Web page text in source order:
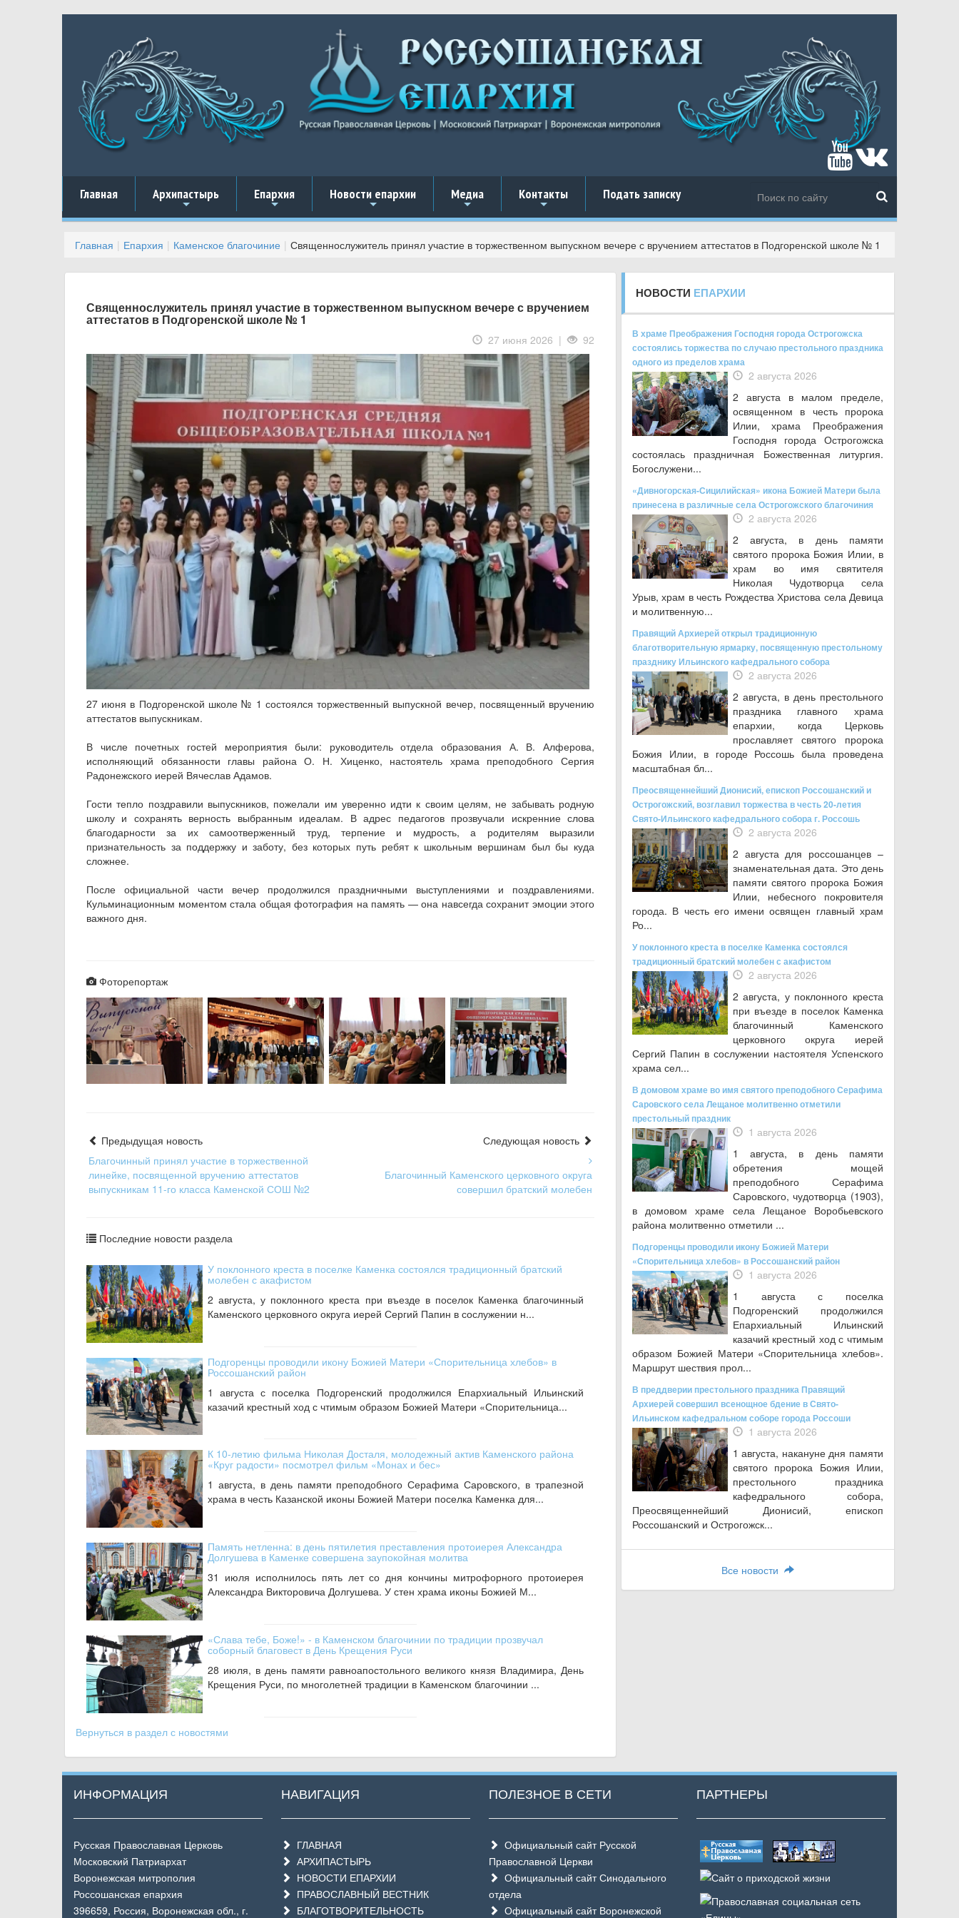
Главная
+
Архипастырь
+
Епархия
+
Новости епархии
+
Медиа
+
Контакты Подать записку
Главная Епархия Каменское благочиние Священнослужитель принял участие в торжественном выпускном вечере с вручением аттестатов в Подгоренской школе № 1
Священнослужитель принял участие в торжественном выпускном вечере с вручением
аттестатов в Подгоренской школе № 1
27 июня 2026 | 92
27 июня в Подгоренской школе № 1 состоялся торжественный выпускной вечер, посвященный вручению
аттестатов выпускникам.
В числе почетных гостей мероприятия были: руководитель отдела образования А. В. Алферова,
исполняющий обязанности главы района О. Н. Хиценко, настоятель храма преподобного Сергия
Радонежского иерей Вячеслав Адамов.
Гости тепло поздравили выпускников, пожелали им уверенно идти к своим целям, не забывать родную
школу и сохранять верность выбранным идеалам. В адрес педагогов прозвучали искренние слова
благодарности за их самоотверженный труд, терпение и мудрость, а родителям выразили
признательность за поддержку и заботу, без которых путь ребят к школьным вершинам был бы куда
сложнее.
После официальной части вечер продолжился праздничными выступлениями и поздравлениями.
Кульминационным моментом стала общая фотография на память — она навсегда сохранит эмоции этого
важного дня.
Фоторепортаж
Предыдущая новость
Благочинный принял участие в торжественной
линейке, посвященной вручению аттестатов
выпускникам 11-го класса Каменской СОШ №2
Следующая новость
Благочинный Каменского церковного округа
совершил братский молебен
Последние новости раздела
У поклонного креста в поселке Каменка состоялся традиционный братский
молебен с акафистом
2 августа, у поклонного креста при въезде в поселок Каменка благочинный
Каменского церковного округа иерей Сергий Папин в сослужении н...
Подгоренцы проводили икону Божией Матери «Спорительница хлебов» в
Россошанский район
1 августа с поселка Подгоренский продолжился Епархиальный Ильинский
казачий крестный ход с чтимым образом Божией Матери «Спорительница...
К 10-летию фильма Николая Досталя, молодежный актив Каменского района
«Круг радости» посмотрел фильм «Монах и бес»
1 августа, в день памяти преподобного Серафима Саровского, в трапезной
храма в честь Казанской иконы Божией Матери поселка Каменка для...
Память нетленна: в день пятилетия преставления протоиерея Александра
Долгушева в Каменке совершена заупокойная молитва
31 июля исполнилось пять лет со дня кончины митрофорного протоиерея
Александра Викторовича Долгушева. У стен храма иконы Божией М...
«Слава тебе, Боже!» - в Каменском благочинии по традиции прозвучал
соборный благовест в День Крещения Руси
28 июля, в день памяти равноапостольного великого князя Владимира, День
Крещения Руси, по многолетней традиции в Каменском благочинии ...
Вернуться в раздел с новостями
НОВОСТИ ЕПАРХИИ
В храме Преображения Господня города Острогожска
состоялись торжества по случаю престольного праздника
одного из пределов храма
2 августа 2026
2 августа в малом пределе,
освященном в честь пророка
Илии, храма Преображения
Господня города Острогожска
состоялась праздничная Божественная литургия.
Богослужени...
«Дивногорская-Сицилийская» икона Божией Матери была
принесена в различные села Острогожского благочиния
2 августа 2026
2 августа, в день памяти
святого пророка Божия Илии, в
храм во имя святителя
Николая Чудотворца села
Урыв, храм в честь Рождества Христова села Девица
и молитвенную...
Правящий Архиерей открыл традиционную
благотворительную ярмарку, посвященную престольному
празднику Ильинского кафедрального собора
2 августа 2026
2 августа, в день престольного
праздника главного храма
епархии, когда Церковь
прославляет святого пророка
Божия Илии, в городе Россошь была проведена
масштабная бл...
Преосвященнейший Дионисий, епископ Россошанский и
Острогожский, возглавил торжества в честь 20-летия
Свято-Ильинского кафедрального собора г. Россошь
2 августа 2026
2 августа для россошанцев –
знаменательная дата. Это день
памяти святого пророка Божия
Илии, небесного покровителя
города. В честь его имени освящен главный храм
Ро...
У поклонного креста в поселке Каменка состоялся
традиционный братский молебен с акафистом
2 августа 2026
2 августа, у поклонного креста
при въезде в поселок Каменка
благочинный Каменского
церковного округа иерей
Сергий Папин в сослужении настоятеля Успенского
храма сел...
В домовом храме во имя святого преподобного Серафима
Саровского села Лещаное молитвенно отметили
престольный праздник
1 августа 2026
1 августа, в день памяти
обретения мощей
преподобного Серафима
Саровского, чудотворца (1903),
в домовом храме села Лещаное Воробьевского
района молитвенно отметили ...
Подгоренцы проводили икону Божией Матери
«Спорительница хлебов» в Россошанский район
1 августа 2026
1 августа с поселка
Подгоренский продолжился
Епархиальный Ильинский
казачий крестный ход с чтимым
образом Божией Матери «Спорительница хлебов».
Маршрут шествия прол...
В преддверии престольного праздника Правящий
Архиерей совершил всенощное бдение в Свято-
Ильинском кафедральном соборе города Россоши
1 августа 2026
1 августа, накануне дня памяти
святого пророка Божия Илии,
престольного праздника
кафедрального собора,
Преосвященнейший Дионисий, епископ
Россошанский и Острогожск...
Все новости
ИНФОРМАЦИЯ
Русская Православная Церковь
Московский Патриархат
Воронежская митрополия
Россошанская епархия
396659, Россия, Воронежская обл., г.
НАВИГАЦИЯ
ГЛАВНАЯ
АРХИПАСТЫРЬ
НОВОСТИ ЕПАРХИИ
ПРАВОСЛАВНЫЙ ВЕСТНИК
БЛАГОТВОРИТЕЛЬНОСТЬ
ПОЛЕЗНОЕ В СЕТИ
Официальный сайт Русской
Православной Церкви
Официальный сайт Синодального
отдела
Официальный сайт Воронежской
ПАРТНЕРЫ